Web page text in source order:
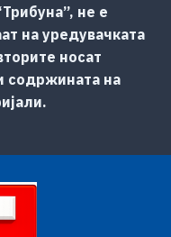
не е
на уредувачката
носат
содржината на